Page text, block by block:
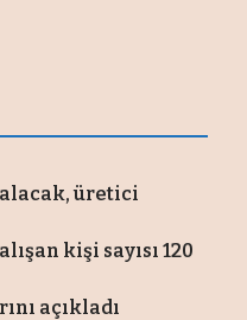
alacak, üretici
kişi sayısı 120
açıkladı